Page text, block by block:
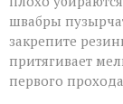
швабры
закрепите
притягивает
первого